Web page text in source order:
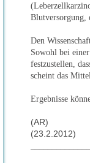
Blutversorgung,
Den
Sowohl bei
festzustellen,
scheint das
Ergebnisse
(AR)
(23.2.2012)